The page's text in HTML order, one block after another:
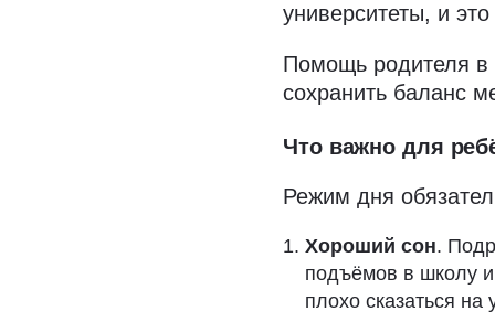
университеты, и
Помощь родителя в
сохранить баланс
Что важно для
Режим дня
Хороший сон.
подъёмов в школу
плохо сказаться на